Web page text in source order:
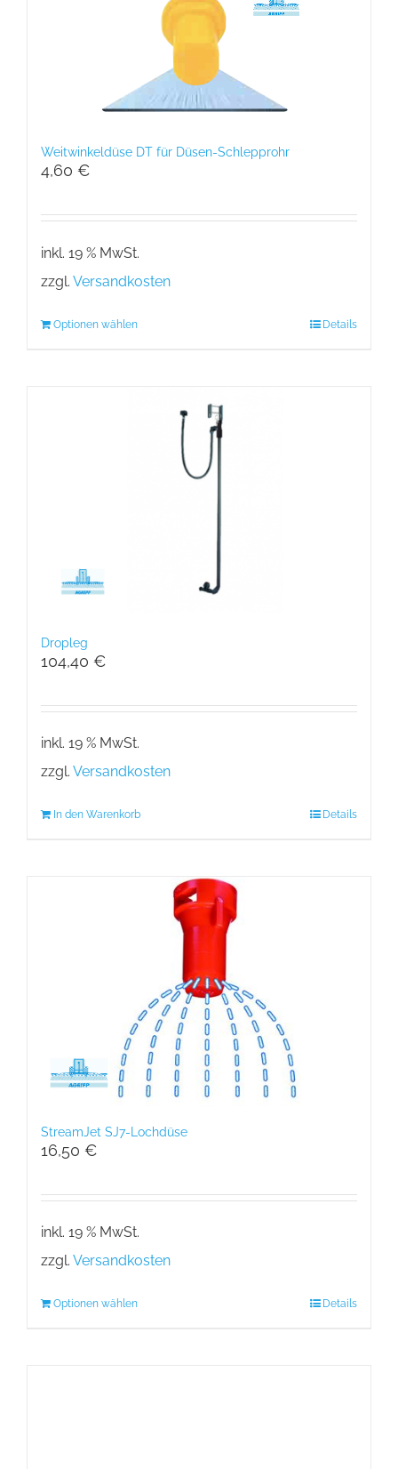
Weitwinkeldüse DT für Düsen-Schlepprohr
4,60 €
inkl. 19 % MwSt.
zzgl. Versandkosten
Optionen wählen Details
Dropleg
104,40 €
inkl. 19 % MwSt.
zzgl. Versandkosten
In den Warenkorb Details
StreamJet SJ7-Lochdüse
16,50 €
inkl. 19 % MwSt.
zzgl. Versandkosten
Optionen wählen Details